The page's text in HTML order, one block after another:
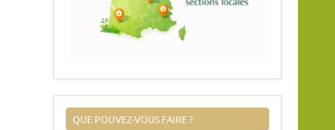
QUE POUVEZ-VOUS FAIRE ?